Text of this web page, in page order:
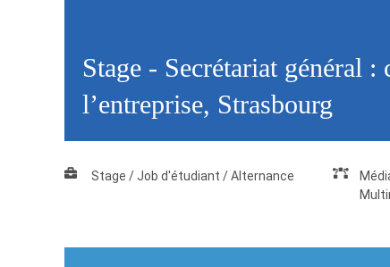
Stage - Secrétariat général
l’entreprise, Strasbourg
Stage / Job d'étudiant / Alternance